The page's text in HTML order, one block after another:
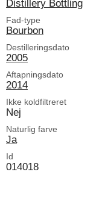
Distillery Bottling
Fad-type
Bourbon
Destilleringsdato
2005
Aftapningsdato
2014
Ikke koldfiltreret
Nej
Naturlig farve
Ja
Id
014018